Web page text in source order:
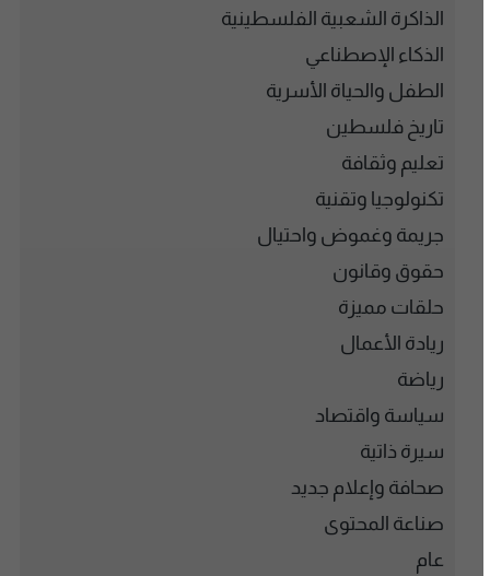
الذاكرة الشعبية الفلسطينية
الذكاء الإصطناعي
الطفل والحياة الأسرية
تاريخ فلسطين
تعليم وثقافة
تكنولوجيا وتقنية
جريمة وغموض واحتيال
حقوق وقانون
حلقات مميزة
ريادة الأعمال
رياضة
سياسة واقتصاد
سيرة ذاتية
صحافة وإعلام جديد
صناعة المحتوى
عام